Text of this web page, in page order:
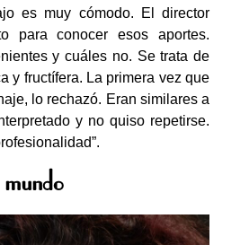
es muy cómodo. El director
para conocer esos aportes.
y cuáles no. Se trata de
y fructífera. La primera vez que
lo rechazó. Eran similares a
y no quiso repetirse.